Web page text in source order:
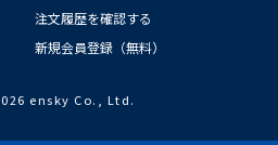
注文履歴を確認する
新規会員登録（無料）
ensky Co., Ltd.